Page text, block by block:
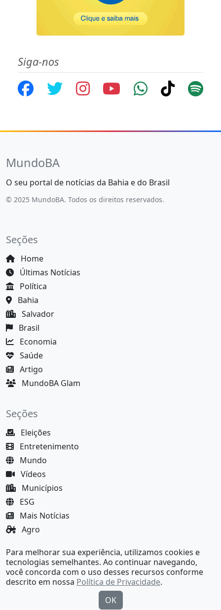
Siga-nos
MundoBA
O seu portal de notícias da Bahia e do Brasil
© 2025 MundoBA. Todos os direitos reservados.
Seções
Home
Últimas Notícias
Política
Bahia
Salvador
Brasil
Economia
Saúde
Artigo
MundoBA Glam
Seções
Eleições
Entretenimento
Mundo
Vídeos
Municípios
ESG
Mais Notícias
Agro
MundoBA Black
Para melhorar sua experiência, utilizamos cookies e
tecnologias semelhantes. Ao continuar navegando,
você concorda com o uso desses recursos conforme
descrito em nossa Política de Privacidade.
OK